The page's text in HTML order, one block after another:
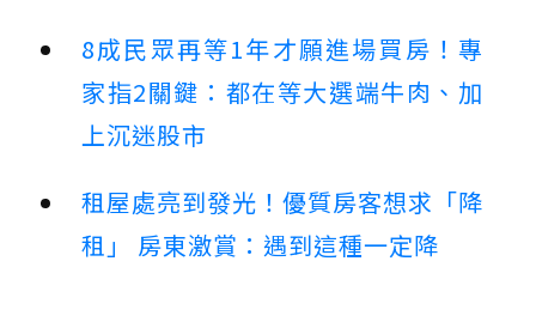
8成民眾再等1年才願進場買房！專
家指2關鍵：都在等大選端牛肉、加
上沉迷股市
租屋處亮到發光！優質房客想求「降
租」 房東激賞：遇到這種一定降